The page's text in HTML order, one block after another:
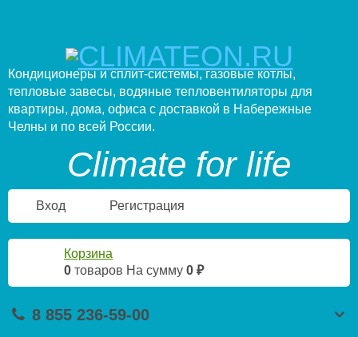
Кондиционеры и сплит-системы, газовые котлы,
тепловые завесы, водяные тепловентиляторы для
квартиры, дома, офиса с доставкой в Набережные
Челны и по всей России.
Climate for life
Вход Регистрация
Корзина
0 товаров На сумму 0 ₽
8 855 236-59-00